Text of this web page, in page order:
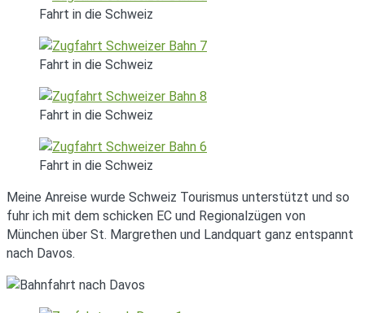
Fahrt in die Schweiz
Fahrt in die Schweiz
Fahrt in die Schweiz
Fahrt in die Schweiz
Meine Anreise wurde Schweiz Tourismus unterstützt und so
fuhr ich mit dem schicken EC und Regionalzügen von
München über St. Margrethen und Landquart ganz entspannt
nach Davos.